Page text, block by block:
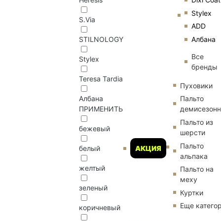
Stylex
ADD
Албана
Все
бренды
АКЦИЯ
Пуховики
Пальто
Пальто из
шерсти
Пальто
альпака
Пальто на
меху
Куртки
Еще
S.Via
STILNOLOGY
Stylex
Teresa Tardia
Албана
ПРИМЕНИТЬ
бежевый
белый
желтый
зеленый
коричневый